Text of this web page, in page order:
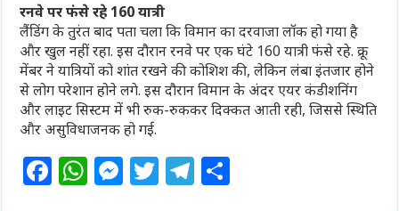
रनवे पर फंसे रहे 160 यात्री
लैंडिंग के तुरंत बाद पता चला कि विमान का दरवाजा लॉक हो गया है
और खुल नहीं रहा. इस दौरान रनवे पर एक घंटे 160 यात्री फंसे रहे. क्रू
मेंबर ने यात्रियों को शांत रखने की कोशिश की, लेकिन लंबा इंतजार होने
से लोग परेशान होने लगे. इस दौरान विमान के अंदर एयर कंडीशनिंग
और लाइट सिस्टम में भी रुक-रुककर दिक्कत आती रही, जिससे स्थिति
और असुविधाजनक हो गई.
F W M T T